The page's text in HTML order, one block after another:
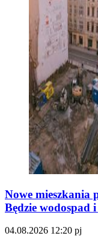
Nowe mieszkania
Będzie
04.08.2026 12:20 pj